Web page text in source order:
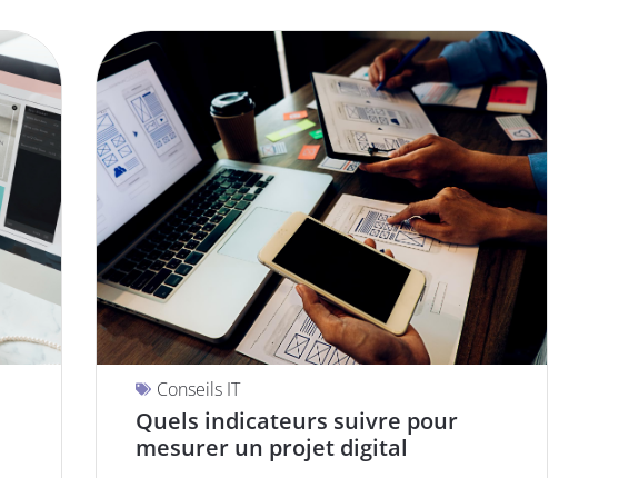
Conseils IT
Quels indicateurs suivre pour
mesurer un projet digital